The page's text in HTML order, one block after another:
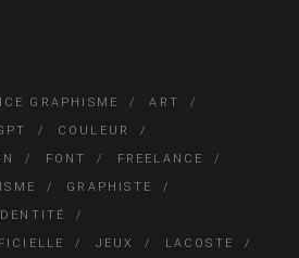
GRAPHISME
ART
COULEUR
FONT
FREELANCE
GRAPHISTE
JEUX
LACOSTE